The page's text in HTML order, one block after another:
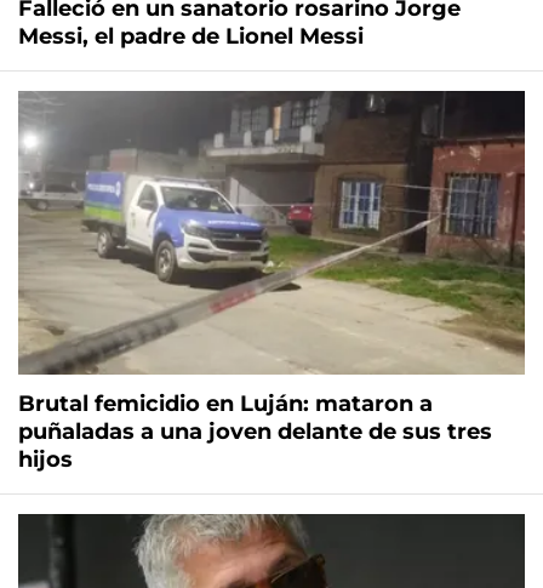
Falleció en un sanatorio rosarino Jorge
Messi, el padre de Lionel Messi
Brutal femicidio en Luján: mataron a
puñaladas a una joven delante de sus tres
hijos